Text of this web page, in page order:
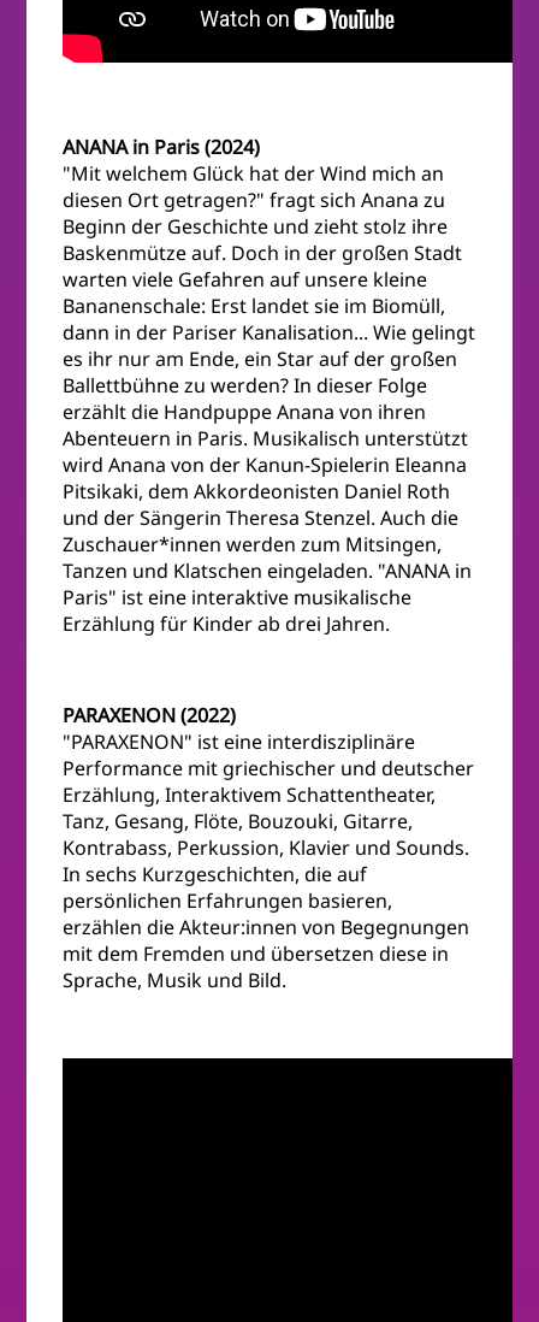
ANANA in Paris (2024)
"Mit welchem Glück hat der Wind mich an
diesen Ort getragen?" fragt sich Anana zu
Beginn der Geschichte und zieht stolz ihre
Baskenmütze auf. Doch in der großen Stadt
warten viele Gefahren auf unsere kleine
Bananenschale: Erst landet sie im Biomüll,
dann in der Pariser Kanalisation... Wie gelingt
es ihr nur am Ende, ein Star auf der großen
Ballettbühne zu werden? In dieser Folge
erzählt die Handpuppe Anana von ihren
Abenteuern in Paris. Musikalisch unterstützt
wird Anana von der Kanun-Spielerin Eleanna
Pitsikaki, dem Akkordeonisten Daniel Roth
und der Sängerin Theresa Stenzel. Auch die
Zuschauer*innen werden zum Mitsingen,
Tanzen und Klatschen eingeladen. "ANANA in
Paris" ist eine interaktive musikalische
Erzählung für Kinder ab drei Jahren.
PARAXENON (2022)
"PARAXENON" ist eine interdisziplinäre
Performance mit griechischer und deutscher
Erzählung, Interaktivem Schattentheater,
Tanz, Gesang, Flöte, Bouzouki, Gitarre,
Kontrabass, Perkussion, Klavier und Sounds.
In sechs Kurzgeschichten, die auf
persönlichen Erfahrungen basieren,
erzählen die Akteur:innen von Begegnungen
mit dem Fremden und übersetzen diese in
Sprache, Musik und Bild.